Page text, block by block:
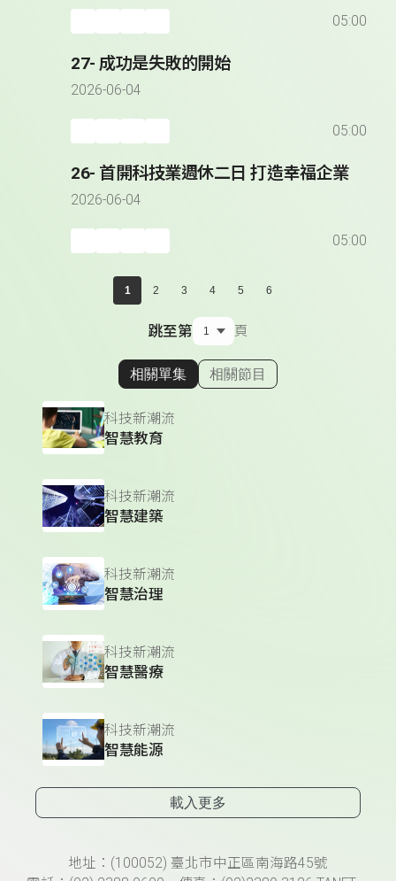
05:00
27- 成功是失敗的開始
2026-06-04
05:00
26- 首開科技業週休二日 打造幸福企業
2026-06-04
05:00
1 2 3 4 5 6
跳至第 頁
顯示相關單集
相關單集 相關節目
科技新潮流
智慧教育
科技新潮流
智慧建築
科技新潮流
智慧治理
科技新潮流
智慧醫療
科技新潮流
智慧能源
載入更多
頁尾資訊地址：(100052) 臺北市中正區南海路45號